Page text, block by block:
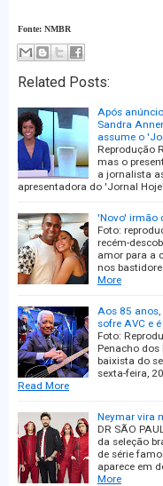
Fonte: NMBR
Related Posts:
Após
Sandra
assume o
Reprodução
mas o
a jornalista
apresentadora do 'Jornal
'Novo' irmão
Foto:
recém-
amor para a
nos
More
Aos 85 anos,
sofre AVC e
Foto:
Penacho dos
baixista do
sexta-feira,
Read More
Neymar vira
DR SÃO
da seleção
de série
aparece em
More